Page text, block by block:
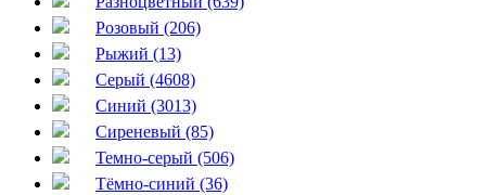
Розовый (206)
Рыжий (13)
Серый (4608)
Синий (3013)
Сиреневый (85)
Темно-серый (506)
Тёмно-синий (36)